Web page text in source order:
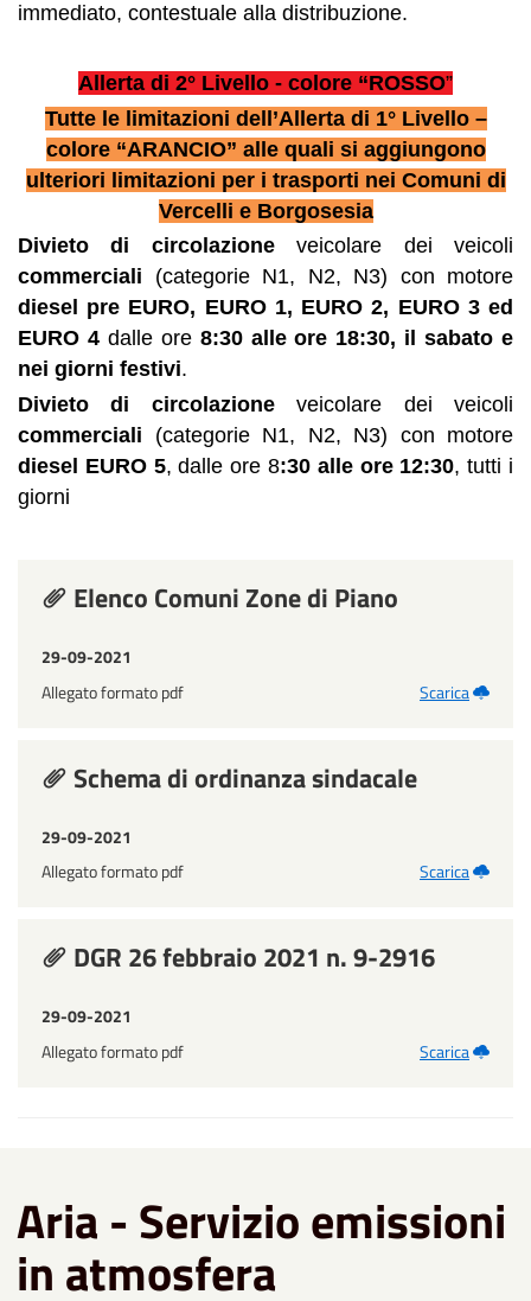
immediato, contestuale alla distribuzione.
Allerta di 2° Livello - colore “ROSSO”
Tutte le limitazioni dell’Allerta di 1° Livello –
colore “ARANCIO” alle quali si aggiungono
ulteriori limitazioni per i trasporti nei Comuni di
Vercelli e Borgosesia
Divieto di circolazione
veicolare dei veicoli
commerciali
(categorie N1, N2, N3) con motore
diesel
pre EURO, EURO 1, EURO 2, EURO 3 ed
EURO 4 dalle ore 8:30 alle ore 18:30, il sabato e
nei giorni festivi.
Divieto di circolazioneveicolare dei veicoli
commerciali (categorie N1, N2, N3) con motore
diesel EURO 5, dalle ore 8:30 alle ore 12:30, tutti i
giorni
Elenco Comuni Zone di Piano
29-09-2021
Allegato formato pdf
Scarica
Schema di ordinanza sindacale
29-09-2021
Allegato formato pdf
Scarica
DGR 26 febbraio 2021 n. 9-2916
29-09-2021
Allegato formato pdf
Scarica
Aria - Servizio emissioni
in atmosfera